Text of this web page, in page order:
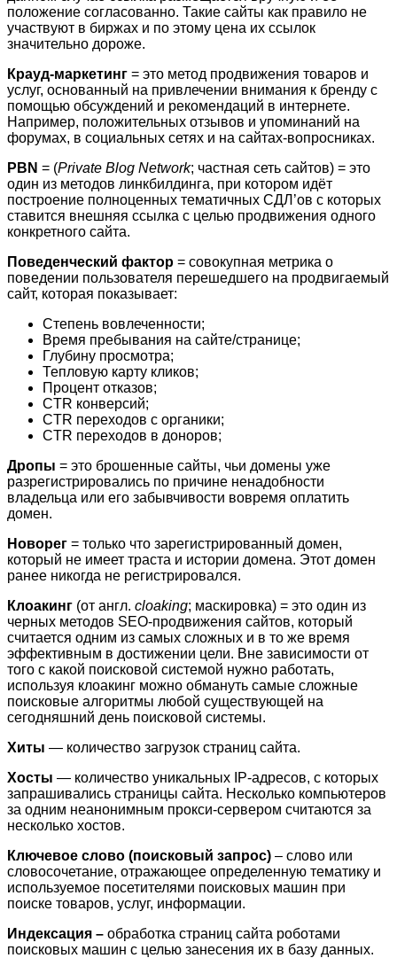
положение согласованно. Такие сайты как правило не
участвуют в биржах и по этому цена их ссылок
значительно дороже.
Крауд-маркетинг = это метод продвижения товаров и
услуг, основанный на привлечении внимания к бренду с
помощью обсуждений и рекомендаций в интернете.
Например, положительных отзывов и упоминаний на
форумах, в социальных сетях и на сайтах-вопросниках.
PBN = (Private Blog Network; частная сеть сайтов) = это
один из методов линкбилдинга, при котором идёт
построение полноценных тематичных СДЛ’ов с которых
ставится внешняя ссылка с целью продвижения одного
конкретного сайта.
Поведенческий фактор = совокупная метрика о
поведении пользователя перешедшего на продвигаемый
сайт, которая показывает:
Степень вовлеченности;
Время пребывания на сайте/странице;
Глубину просмотра;
Тепловую карту кликов;
Процент отказов;
CTR конверсий;
СTR переходов с органики;
CTR переходов в доноров;
Дропы = это брошенные сайты, чьи домены уже
разрегистрировались по причине ненадобности
владельца или его забывчивости вовремя оплатить
домен.
Новорег = только что зарегистрированный домен,
который не имеет траста и истории домена. Этот домен
ранее никогда не регистрировался.
Клоакинг (от англ. сloaking; маскировка) = это один из
черных методов SEO-продвижения сайтов, который
считается одним из самых сложных и в то же время
эффективным в достижении цели. Вне зависимости от
того с какой поисковой системой нужно работать,
используя клоакинг можно обмануть самые сложные
поисковые алгоритмы любой существующей на
сегодняшний день поисковой системы.
Хиты — количество загрузок страниц сайта.
Хосты — количество уникальных IP-адресов, с которых
запрашивались страницы сайта. Несколько компьютеров
за одним неанонимным прокси-сервером считаются за
несколько хостов.
Ключевое слово (поисковый запрос) – слово или
словосочетание, отражающее определенную тематику и
используемое посетителями поисковых машин при
поиске товаров, услуг, информации.
Индексация – обработка страниц сайта роботами
поисковых машин с целью занесения их в базу данных.